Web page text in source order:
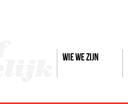
Wie we zijn